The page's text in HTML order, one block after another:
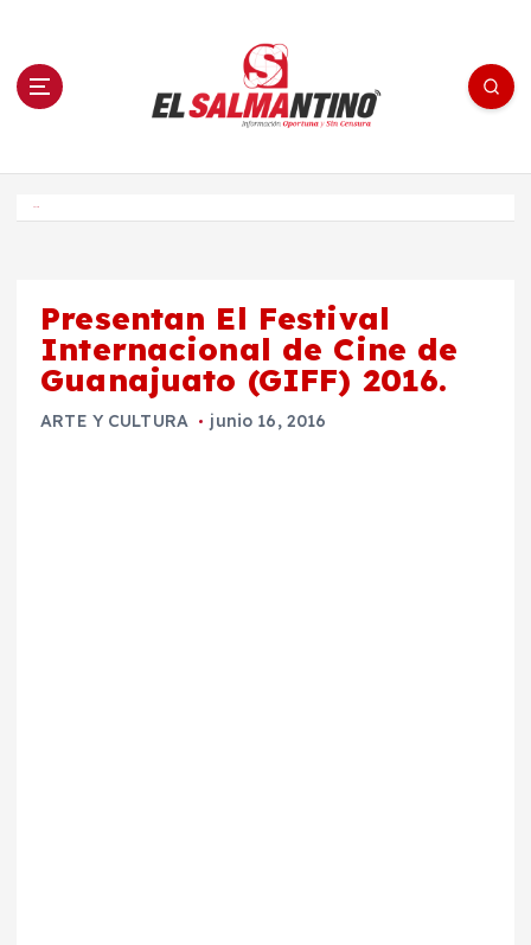
n El Salmantino - medios/noticias/editorial
Presentan El Festival
Internacional de Cine de
Guanajuato (GIFF) 2016.
ARTE Y CULTURA junio 16, 2016